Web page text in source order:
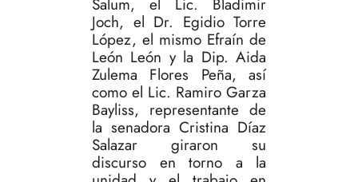
Salum, el Lic. Bladimir
Joch, el Dr. Egidio Torre
López, el mismo Efraín de
León León y la Dip. Aida
Zulema Flores Peña, así
como el Lic. Ramiro Garza
Bayliss, representante de
la senadora Cristina Díaz
Salazar giraron su
discurso en torno a la